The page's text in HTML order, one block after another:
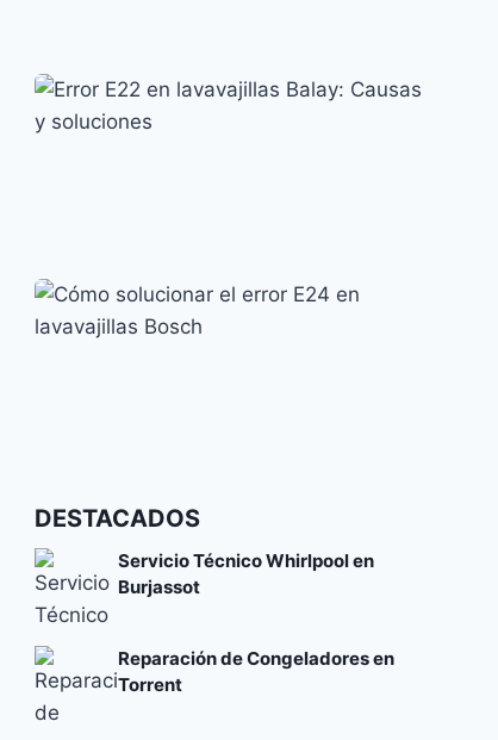
Lavavajillas AEG Error i30: Significado y
Solución
Error E22 en lavavajillas Balay: Causas y
soluciones
Códigos de error y su significado
Bosch
Códigos de error y su significado
DESTACADOS
Servicio Técnico Whirlpool en
Burjassot
Reparación de Congeladores en
Torrent